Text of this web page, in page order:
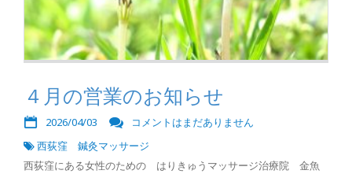
４月の営業のお知らせ
2026/04/03
コメントはまだありません
西荻窪 鍼灸マッサージ
西荻窪にある女性のための はりきゅうマッサージ治療院 金魚